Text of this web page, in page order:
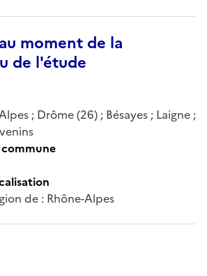
moment de la
de l'étude
; Drôme (26) ; Bésayes ; Laigne ;
commune
de : Rhône-Alpes